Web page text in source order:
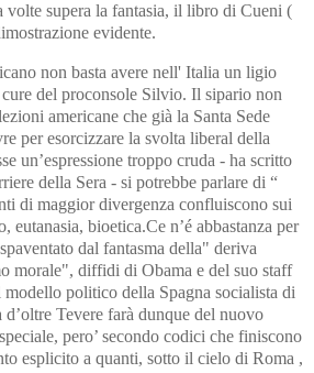
volte supera la fantasia, il libro di Cueni (
evidente.
non basta avere nell' Italia un ligio
del proconsole Silvio. Il sipario non
americane che già la Santa Sede
per esorcizzare la svolta liberal della
un’espressione troppo cruda - ha scritto
della Sera - si potrebbe parlare di “
di maggior divergenza confluiscono sui
eutanasia, bioetica.Ce n’é abbastanza per
dal fantasma della" deriva
morale", diffidi di Obama e del suo staff
politico della Spagna socialista di
Tevere farà dunque del nuovo
pero’ secondo codici che finiscono
esplicito a quanti, sotto il cielo di Roma ,